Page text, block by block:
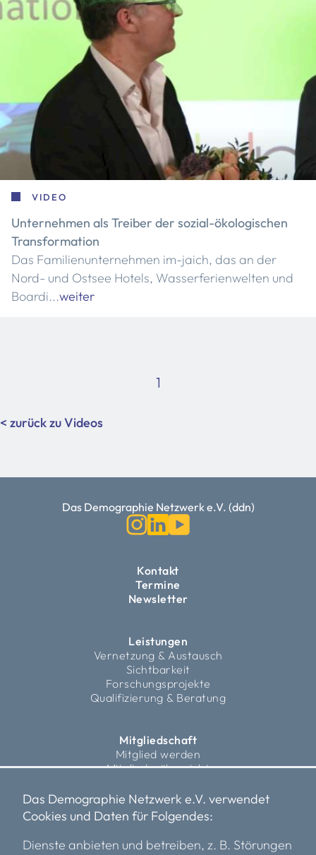
VIDEO
Unternehmen als Treiber der sozial-ökologischen
Transformation
Das Familienunternehmen im-jaich, das an der
Nord- und Ostsee Hotels, Wasserferienwelten und
Boardi...weiter
1
< zurück zu Videos
Das Demographie Netzwerk e.V. (ddn)
Kontakt
Termine
Newsletter
Leistungen
Vernetzung & Austausch
Sichtbarkeit
Forschungsprojekte
Qualifizierung & Beratung
Mitgliedschaft
Mitglied werden
Mitgliederübersicht
Über uns
Vorstand
Das Demographie Netzwerk e.V. verwendet
Cookies und Daten für Folgendes:
Dienste anbieten und betreiben, z. B. Störungen